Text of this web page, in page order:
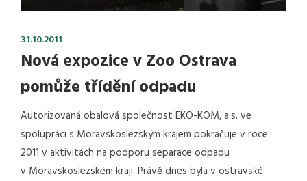
31.10.2011
Nová expozice v Zoo Ostrava
pomůže třídění odpadu
Autorizovaná obalová společnost EKO-KOM, a.s. ve
spolupráci s Moravskoslezským krajem pokračuje v roce
2011 v aktivitách na podporu separace odpadu
v Moravskoslezském kraji. Právě dnes byla v ostravské